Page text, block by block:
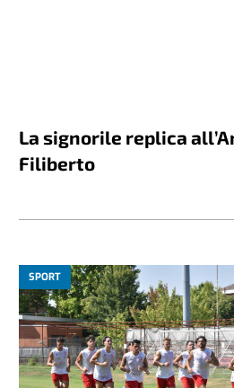
La signorile replica
Filiberto
SPORT